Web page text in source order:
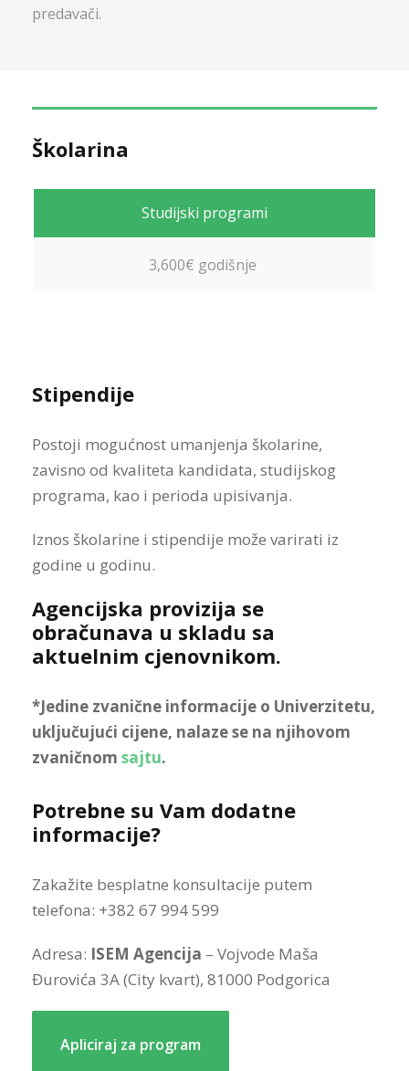
predavači.
Školarina
Studijski programi
3,600€ godišnje
Stipendije
Postoji mogućnost umanjenja školarine,
zavisno od kvaliteta kandidata, studijskog
programa, kao i perioda upisivanja.
Iznos školarine i stipendije može varirati iz
godine u godinu.
Agencijska provizija se
obračunava u skladu sa
aktuelnim cjenovnikom.
*Jedine zvanične informacije o Univerzitetu,
uključujući cijene, nalaze se na njihovom
zvaničnom sajtu.
Potrebne su Vam dodatne
informacije?
Zakažite besplatne konsultacije putem
telefona: +382 67 994 599
Adresa: ISEM Agencija – Vojvode Maša
Đurovića 3A (City kvart), 81000 Podgorica
Apliciraj za program